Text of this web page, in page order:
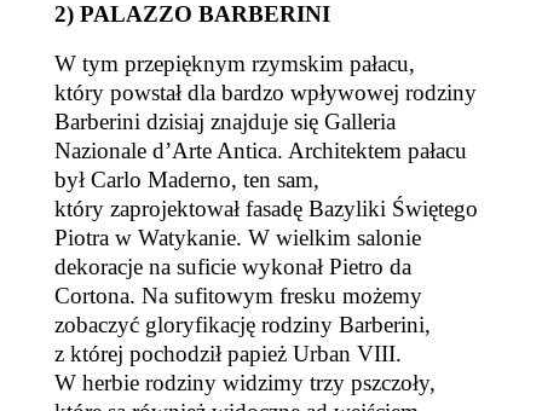
2) PALAZZO BARBERINI
W tym przepięknym rzymskim pałacu,
który powstał dla bardzo wpływowej rodziny
Barberinidzisiaj znajduje się Galleria
Nazionale d’Arte Antica. Architektem pałacu
byłCarlo Maderno, ten sam,
który zaprojektował fasadę Bazyliki Świętego
Piotra w Watykanie. W wielkim salonie
dekoracje na suficie wykonał Pietro da
Cortona. Na sufitowym fresku możemy
zobaczyć gloryfikację rodziny Barberini,
z której pochodził papieżUrban VIII.
W herbie rodziny widzimy trzy pszczoły,